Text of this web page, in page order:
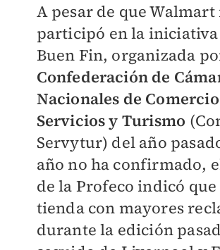
A pesar de que Walmart
participó en la
Buen Fin, organizada
Confederación de
Nacionales de
Servicios y Turismo
Servytur) del año
año no ha confirmado,
de la Profeco indicó que
tienda con mayores
durante la edición